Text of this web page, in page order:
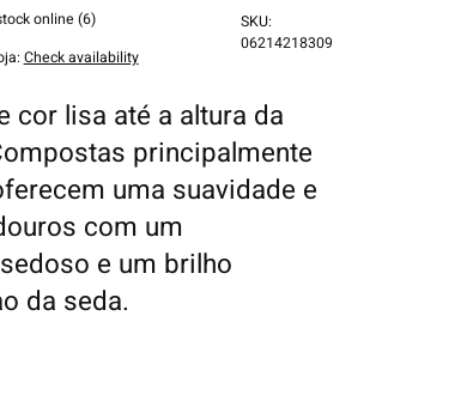
online (6)
: Check availability
SKU:
06214218309
cor lisa até a altura da
principalmente
uma suavidade e
com um
e um brilho
da seda.